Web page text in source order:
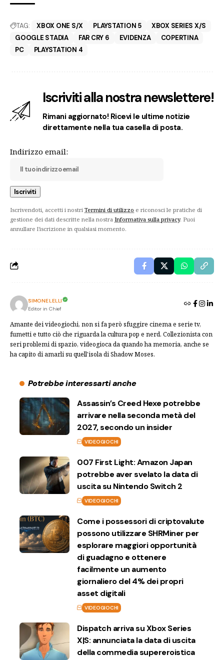
TAG: XBOX ONE S/X PLAYSTATION 5
XBOX SERIES X/S
GOOGLE STADIA
FAR CRY 6 EVIDENZA
COPERTINA
PC
PLAYSTATION 4
Iscriviti alla nostra newslettere!
Rimani aggiornato! Ricevi le ultime notizie
direttamente nella tua casella di posta.
Indirizzo email:
Iscrivendoti, accetti i nostri Termini di utilizzo e riconosci le pratiche di
gestione dei dati descritte nella nostra Informativa sulla privacy. Puoi
annullare l'iscrizione in qualsiasi momento.
SIMONE LELLI
Editor in Chief
Amante dei videogiochi, non si fa però sfuggire cinema e serie tv,
fumetti e tutto ciò che riguarda la cultura pop e nerd. Collezionista con
seri problemi di spazio, videogioca da quando ha memoria, anche se
ha capito di amarli su quell'isola di Shadow Moses.
Potrebbe interessarti anche
Assassin’s Creed Hexe potrebbe
arrivare nella seconda metà del
2027, secondo un insider
VIDEOGIOCHI
007 First Light: Amazon Japan
potrebbe aver svelato la data di
uscita su Nintendo Switch 2
VIDEOGIOCHI
Come i possessori di criptovalute
possono utilizzare SHRMiner per
esplorare maggiori opportunità
di guadagno e ottenere
facilmente un aumento
giornaliero del 4% dei propri
asset digitali
VIDEOGIOCHI
Dispatch arriva su Xbox Series
X|S: annunciata la data di uscita
della commedia supereroistica